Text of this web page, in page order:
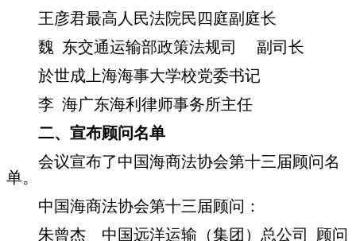
王彦君最高人民法院民四庭副庭长
魏 东交通运输部政策法规司 副司长
於世成上海海事大学校党委书记
李 海广东海利律师事务所主任
二、宣布顾问名单
会议宣布了中国海商法协会第十三届顾问名
单。
中国海商法协会第十三届顾问：
朱曾杰 中国远洋运输（集团）总公司
顾问